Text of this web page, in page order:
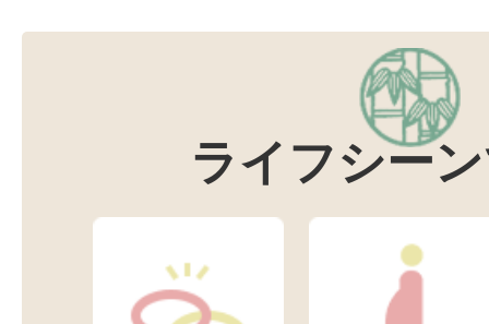
ライフシー